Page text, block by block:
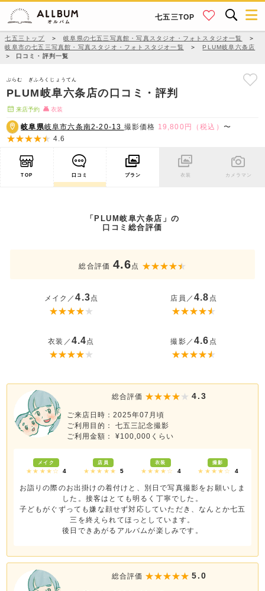
七五三TOP
七五三トップ ＞ 岐阜県の七五三写真館・写真スタジオ・フォトスタジオ一覧
＞
岐阜市の七五三写真館・写真スタジオ・フォトスタジオ一覧
＞
PLUM岐阜六条店
＞
口コミ・評判一覧
ぷらむ ぎふろくじょうてん
PLUM岐阜六条店の口コミ・評判
来店予約 衣装
岐阜県岐阜市六条南2-20-13 撮影価格 19,800円（税込） 〜
4.6
TOP 口コミ プラン 衣装 カメラマン
「PLUM岐阜六条店」の
口コミ総合評価
総合評価 4.6点
メイク／4.3点 店員／ 4.8 点
衣装／ 4.4点 撮影／ 4.6 点
総合評価 4.3
ご来店日時：2025年07月頃
ご利用目的： 七五三記念撮影
ご利用金額： ¥100,000くらい
メイク
★★★★☆ 4
店員
★★★★★ 5
衣装
★★★★☆ 4
撮影
★★★★☆ 4
お詣りの際のお出掛けの着付けと、別日で写真撮影をお願いしま
した。接客はとても明るく丁寧でした。
子どもがぐずっても嫌な顔せず対応していただき、なんとか七五
三を終えられてほっとしています。
後日できあがるアルバムが楽しみです。
総合評価 5.0